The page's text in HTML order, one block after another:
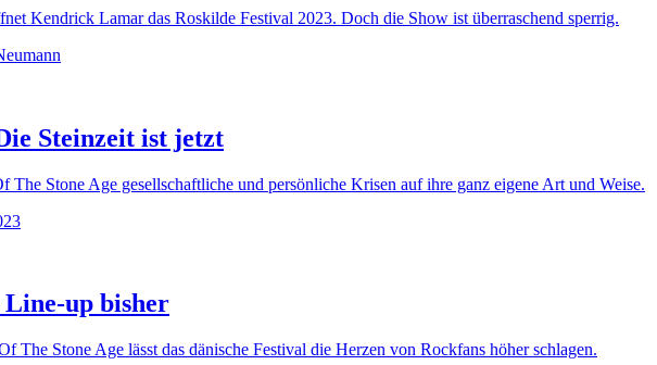
Kendrick Lamar das Roskilde Festival 2023. Doch die Show ist überraschend sperrig.
Steinzeit ist jetzt
The Stone Age gesellschaftliche und persönliche Krisen auf ihre ganz eigene Art und Weise.
Line-up bisher
The Stone Age lässt das dänische Festival die Herzen von Rockfans höher schlagen.